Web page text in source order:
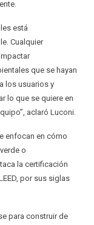
está
Cualquier
que se hayan
los usuarios y
lo que se quiere en
aclaró Luconi.
enfocan en cómo
o
la certificación
por sus siglas
para construir de